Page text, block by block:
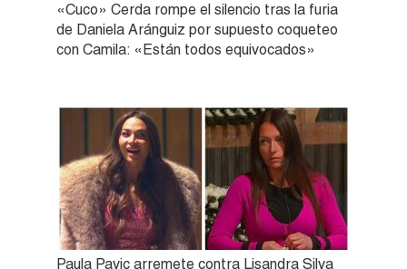
«Cuco» Cerda rompe el silencio tras la furia
de Daniela Aránguiz por supuesto coqueteo
con Camila: «Están todos equivocados»
Paula Pavic arremete contra Lisandra Silva